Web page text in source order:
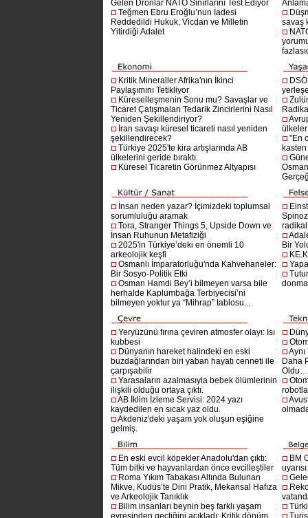
Gelen Dronlar NATO Sınırlarını Test Ediyor
Teğmen Ebru Eroğlu’nun İadesi
Reddedildi Hukuk, Vicdan ve Milletin
Yitirdiği Adalet
savaş
Kritik Mineraller Afrika'nın İkinci
Paylaşımını Tetikliyor
Küreselleşmenin Sonu mu? Savaşlar ve
Ticaret Çatışmaları Tedarik Zincirlerini Nasıl
Yeniden Şekillendiriyor?
İran savaşı küresel ticareti nasıl yeniden
şekillendirecek?
Türkiye 2025'te kira artışlarında AB
ülkelerini geride bıraktı.
Küresel Ticaretin Görünmez Altyapısı
"En
İnsan neden yazar? İçimizdeki toplumsal
sorumluluğu aramak
Tora, Stranger Things 5, Upside Down ve
İnsan Ruhunun Metafiziği
2025'in Türkiye’deki en önemli 10
arkeolojik keşfi
Osmanlı İmparatorluğu'nda Kahvehaneler:
Bir Sosyo-Politik Etki
Osman Hamdi Bey’i bilmeyen varsa bile
herhalde Kaplumbağa Terbiyecisi’ni
bilmeyen yoktur ya “Mihrap” tablosu...
Bir
Yeryüzünü fırına çeviren atmosfer olayı: Isı
kubbesi
Dünyanın hareket halindeki en eski
buzdağlarından biri yaban hayatı cenneti ile
çarpışabilir
Yarasaların azalmasıyla bebek ölümlerinin
ilişkili olduğu ortaya çıktı.
AB İklim İzleme Servisi: 2024 yazı
kaydedilen en sıcak yaz oldu.
Akdeniz'deki yaşam yok oluşun eşiğine
gelmiş.
Daha
Oldu…
En eski evcil köpekler Anadolu'dan çıktı:
Tüm bitki ve hayvanlardan önce evcilleştiler
Roma Yıkım Tabakası Altında Bulunan
Mikve, Kudüs’te Dini Pratik, Mekansal Hafıza
ve Arkeolojik Tanıklık
Bilim insanları beynin beş farklı yaşam
evresinden geçtiğini açıkladı: Kritik dönüm
BM